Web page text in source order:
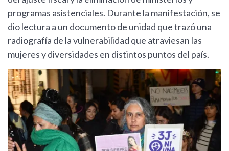
programas asistenciales. Durante la manifestación, se
dio lectura a un documento de unidad que trazó una
radiografía de la vulnerabilidad que atraviesan las
mujeres y diversidades en distintos puntos del país.